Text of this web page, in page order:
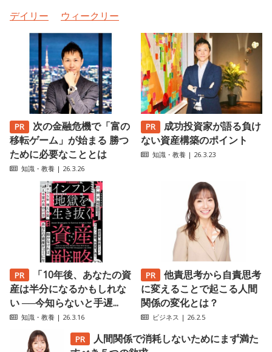
デイリー
ウィークリー
次の金融危機で「富の
移転ゲーム」が始まる 勝つ
ために必要なこととは
知識・教養 | 26.3.26
成功投資家が語る負け
ない資産構築のポイント
知識・教養 | 26.3.23
「10年後、あなたの資
産は半分になるかもしれな
い ──今知らないと手遅...
知識・教養 | 26.3.16
他責思考から自責思考
に変えることで起こる人間
関係の変化とは？
ビジネス | 26.2.5
人間関係で消耗しないためにまず満た